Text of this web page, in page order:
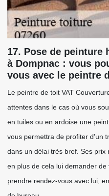
17. Pose de
à Dompnac : vous
vous avec le peintre
Le peintre de toit VAT
attentes dans le cas où vous
en tuiles ou en ardoise une
vous permettra de profiter d’un
dans un délai très bref. Ses
en plus de cela lui demander
prendre rendez-vous avec lui,